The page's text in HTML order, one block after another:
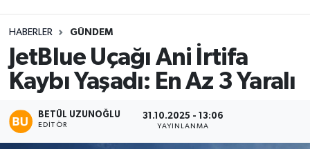
HABERLER GÜNDEM
JetBlue Uçağı Ani İrtifa
Kaybı Yaşadı: En Az 3 Yaralı
BETÜL UZUNOĞLU
EDITÖR
31.10.2025 - 13:06
YAYINLANMA
Spor
Savunma - Teknoloji
Süper Lig Puan Durumu ve Fikstür
Tüm Manşetler
Son Dakika Haberleri